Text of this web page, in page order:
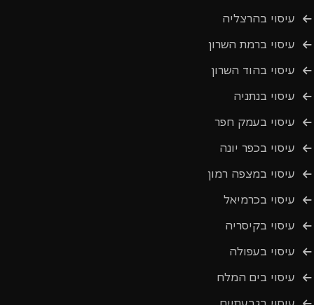
עיסוי בהרצליה
עיסוי ברמת השרון
עיסוי בהוד השרון
עיסוי בנתניה
עיסוי בעמק חפר
עיסוי בכפר יונה
עיסוי במצפה רמון
עיסוי בכרמיאל
עיסוי בקיסריה
עיסוי בעפולה
עיסוי בים המלח